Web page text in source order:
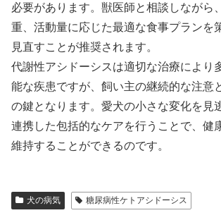
必要があります。獣医師と相談しながら
重、活動量に応じた最適な食事プランを
見直すことが推奨されます。
代謝性アシドーシスは適切な治療により
能な疾患ですが、飼い主の継続的な注意
の鍵となります。愛犬の小さな変化を見
連携した包括的なケアを行うことで、健
維持することができるのです。
犬の病気 糖尿病性ケトアシドーシス